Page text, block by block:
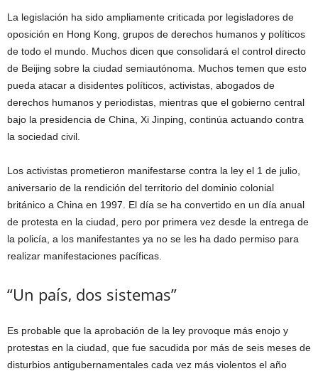
La legislación ha sido ampliamente criticada por legisladores de
oposición en Hong Kong, grupos de derechos humanos y políticos
de todo el mundo. Muchos dicen que consolidará el control directo
de Beijing sobre la ciudad semiautónoma. Muchos temen que esto
pueda atacar a disidentes políticos, activistas, abogados de
derechos humanos y periodistas, mientras que el gobierno central
bajo la presidencia de China, Xi Jinping, continúa actuando contra
la sociedad civil.
Los activistas prometieron manifestarse contra la ley el 1 de julio,
aniversario de la rendición del territorio del dominio colonial
británico a China en 1997. El día se ha convertido en un día anual
de protesta en la ciudad, pero por primera vez desde la entrega de
la policía, a los manifestantes ya no se les ha dado permiso para
realizar manifestaciones pacíficas.
“Un país, dos sistemas”
Es probable que la aprobación de la ley provoque más enojo y
protestas en la ciudad, que fue sacudida por más de seis meses de
disturbios antigubernamentales cada vez más violentos el año